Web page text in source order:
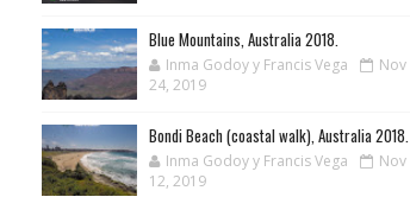
Blue Mountains, Australia 2018.
Inma Godoy y Francis Vega
Nov
24, 2019
Bondi Beach (coastal walk), Australia 2018.
Inma Godoy y Francis Vega
Nov
12, 2019